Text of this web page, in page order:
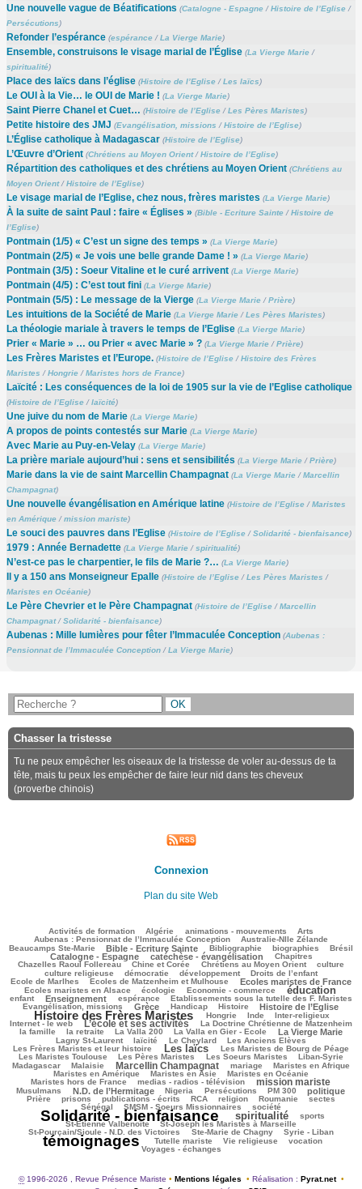
Une nouvelle vague de Béatifications (Catalogne - Espagne/Histoire de l’Eglise/
Persécutions)
Refonder l’espérance (espérance/La Vierge Marie)
Ensemble, construisons le visage marial de l’Église (La Vierge Marie/
spiritualité)
Place des laïcs dans l’église (Histoire de l’Eglise/Les laïcs)
Le OUI à la Vie… le OUI de Marie ! (La Vierge Marie)
Saint Pierre Chanel et Cuet… (Histoire de l’Eglise/Les Pères Maristes)
Petite histoire des JMJ (Evangélisation, missions /Histoire de l’Eglise)
L’Église catholique à Madagascar (Histoire de l’Eglise)
L’Œuvre d’Orient (Chrétiens au Moyen Orient/Histoire de l’Eglise)
Répartition des catholiques et des chrétiens au Moyen Orient (Chrétiens au
Moyen Orient/Histoire de l’Eglise)
Le visage marial de l’Eglise, chez nous, frères maristes (La Vierge Marie)
À la suite de saint Paul : faire « Églises » (Bible - Ecriture Sainte/Histoire de
l’Eglise)
Pontmain (1/5) « C’est un signe des temps » (La Vierge Marie)
Pontmain (2/5) « Je vois une belle grande Dame ! » (La Vierge Marie)
Pontmain (3/5) : Soeur Vitaline et le curé arrivent (La Vierge Marie)
Pontmain (4/5) : C’est tout fini (La Vierge Marie)
Pontmain (5/5) : Le message de la Vierge (La Vierge Marie/Prière)
Les intuitions de la Société de Marie (La Vierge Marie/Les Pères Maristes)
La théologie mariale à travers le temps de l’Eglise (La Vierge Marie)
Prier « Marie » … ou Prier « avec Marie » ? (La Vierge Marie/Prière)
Les Frères Maristes et l’Europe. (Histoire de l’Eglise/Histoire des Frères
Maristes /Hongrie/Maristes hors de France)
Laïcité : Les conséquences de la loi de 1905 sur la vie de l’Eglise catholique
(Histoire de l’Eglise/laïcité)
Une juive du nom de Marie (La Vierge Marie)
A propos de points contestés sur Marie (La Vierge Marie)
Avec Marie au Puy-en-Velay (La Vierge Marie)
La prière mariale aujourd’hui : sens et sensibilités (La Vierge Marie/Prière)
Marie dans la vie de saint Marcellin Champagnat (La Vierge Marie/Marcellin
Champagnat)
Une nouvelle évangélisation en Amérique latine (Histoire de l’Eglise/Maristes
en Amérique/mission mariste)
Le souci des pauvres dans l’Eglise (Histoire de l’Eglise/Solidarité - bienfaisance)
1979 : Année Bernadette (La Vierge Marie/ spiritualité)
N’est-ce pas le charpentier, le fils de Marie ?… (La Vierge Marie)
Il y a 150 ans Monseigneur Epalle (Histoire de l’Eglise/Les Pères Maristes /
Maristes en Océanie)
Le Père Chevrier et le Père Champagnat (Histoire de l’Eglise/Marcellin
Champagnat/Solidarité - bienfaisance)
Aubenas : Mille lumières pour fêter l’Immaculée Conception (Aubenas :
Pensionnat de l’Immaculée Conception/La Vierge Marie)
Chasser la tristesse
Tu ne peux empêcher les oiseaux de la tristesse de voler au-dessus de ta
tête, mais tu peux les empêcher de faire leur nid dans tes cheveux
(proverbe chinois)
Connexion
Plan du site Web
Activités de formation Algérie animations - mouvements Arts
Aubenas : Pensionnat de l’Immaculée Conception
52/2877 Australie-Nlle Zélande
92/2877
Beaucamps Ste-Marie
672/2877 Bible - Ecriture Sainte
56/2877 Bibliographie
557/2877 biographies
104/2877 Brésil
858/2877
Catalogne - Espagne catéchèse - évangélisation Chapitres
Chazelles Raoul Follereau
102/2877 Chine et Corée
275/2877 Chrétiens au Moyen Orient
417/2877 culture
36/2877
culture religieuse
démocratie développement Droits de l’enfant
Ecole de Marlhes
136/2877 Ecoles de Matzenheim et Mulhouse
908/2877 Ecoles maristes de France
257/2877
Ecoles maristes en Alsace
596/2877 écologie
100/2877 Economie - commerce
1542/2877 éducation
107/2877
enfant
834/2877 Enseignement
196/2877 espérance
65/2877 Etablissements sous la tutelle des F. Maristes
226/2877
Evangélisation, missions
684/2877 Grèce
68/2877 Handicap
280/2877 Histoire
880/2877 Histoire de l’Eglise
1885/2877
Histoire des Frères Maristes
153/2877 Hongrie Inde
143/2877 Inter-religieux
155/2877
Internet - le web
1097/2877 L’école et ses activités
48/2877 La Doctrine Chrétienne de Matzenheim
319/2877
la famille
108/2877 la retraite
60/2877 La Valla 200
77/2877 La Valla en Gier - Ecole
688/2877 La Vierge Marie
419/2877
Lagny St-Laurent
laïcité Le Cheylard Les Anciens Elèves
Les Frères Maristes et leur histoire
1540/2877 Les laïcs
460/2877 Les Maristes de Bourg de Péage
227/2877
Les Maristes Toulouse
555/2877 Les Pères Maristes
437/2877 Les Soeurs Maristes
104/2877 Liban-Syrie
216/2877
Madagascar
25/2877 Malaisie
1167/2877 Marcellin Champagnat
47/2877 mariage
438/2877 Maristes en Afrique
454/2877
Maristes en Amérique
Maristes en Asie Maristes en Océanie
Maristes hors de France
279/2877 medias - radios - télévision
1121/2877 mission mariste
78/2877
Musulmans
876/2877 N.D. de l’Hermitage
55/2877 Nigeria
167/2877 Persécutions
147/2877 PM 300
673/2877 politique
205/2877
Prière
113/2877 prisons
282/2877 publications - écrits
127/2877 RCA
224/2877 religion
46/2877 Roumanie
43/2877 sectes
66/2877
Sénégal
SMSM - Soeurs Missionnaires société
Solidarité - bienfaisance
1550/2877 spiritualité sports
St-Etienne Valbenoîte
St-Joseph les Maristes à Marseille
St-Pourçain/Sioule - N.D. des Victoires
53/2877 Ste-Marie de Chagny
37/2877 Syrie - Liban
2877/2877
témoignages Tutelle mariste Vie religieuse vocation
Voyages - échanges
©1996-2026 , Revue Présence Mariste • Mentions légales • Réalisation : Pyrat.net •